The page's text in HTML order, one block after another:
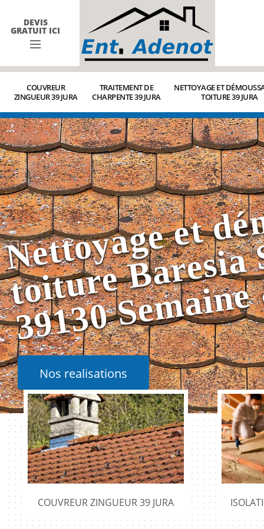
DEVIS
GRATUIT ICI
COUVREUR
ZINGUEUR 39 JURA
TRAITEMENT DE
CHARPENTE 39 JURA
NETTOYAGE ET
TOITURE 39 JURA
Nos realisations
COUVREUR ZINGUEUR 39 JURA